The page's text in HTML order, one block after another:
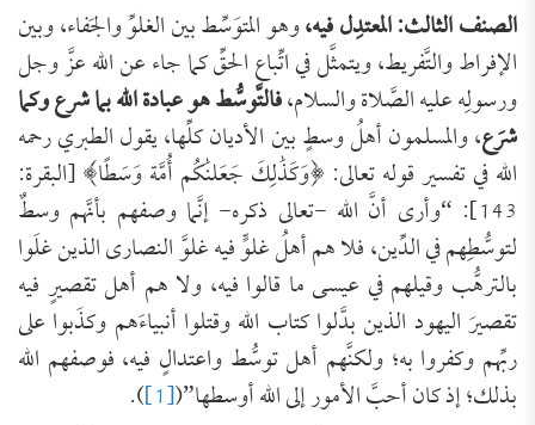
الصنف الثالث: المعتدِل فيه،وهو المتوَسِّط بين الغلوِّ والجَفاء، وبين
الإفراط والتَّفريط، ويتمثَّل في اتِّباع الحقِّ كما جاء عن الله عزَّ وجل
ورسولِه عليه الصَّلاة والسلام،فالتَّوسُّط هو عبادة الله بما شرع وكما
شرَع، والمسلمون أهلُ وسطٍ بين الأديان كلِّها، يقول الطبري رحمه
الله في تفسير قوله تعالى: ﴿وَكَذَٰلِكَ جَعَلنَٰكُم أُمَّة وَسَطًا﴾ [البقرة:
143]: “وأرى أنَّ الله -تعالى ذكره- إنَّما وصفهم بأنَّهم وسطٌ
لتوسُّطِهم في الدِّين، فلا هم أهلُ غلوٍّ فيه غلوَّ النصارى الذين غلَوا
بالترهُّب وقيلهم في عيسى ما قالوا فيه، ولا هم أهل تقصيرٍ فيه
تقصيرَ اليهود الذين بدَّلوا كتاب الله وقتلوا أنبياءَهم وكذَبوا على
ربِّهم وكفروا به؛ ولكنَّهم أهل توسُّط واعتدالٍ فيه، فوصفهم الله
بذلك؛ إذ كان أحبَّ الأمور إلى الله أوسطها”([1]
).